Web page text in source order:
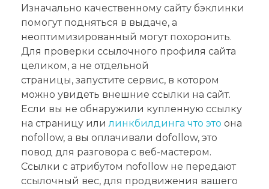
Изначально качественному сайту бэклинки
помогут подняться в выдаче, а
неоптимизированный могут похоронить.
Для проверки ссылочного профиля сайта
целиком, а не отдельной
страницы, запустите сервис, в котором
можно увидеть внешние ссылки на сайт.
Если вы не обнаружили купленную ссылку
на страницу илилинкбилдинга что это она
nofollow, а вы оплачивали dofollow, это
повод для разговора с веб-мастером.
Ссылки с атрибутом nofollow не передают
ссылочный вес, для продвижения вашего